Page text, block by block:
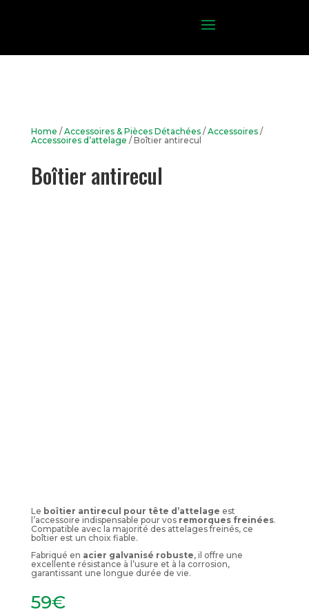
Home / Accessoires & Pièces Détachées/ Accessoires/
Accessoires d’attelage / Boîtier antirecul
Boîtier antirecul
Le boîtier antirecul pour tête d’attelage est
l’accessoire indispensable pour vos remorques freinées.
Compatible avec la majorité des attelages freinés, ce
boîtier est un choix fiable.
Fabriqué en acier galvanisé robuste, il offre une
excellente résistance à l’usure et à la corrosion,
garantissant une longue durée de vie.
59€